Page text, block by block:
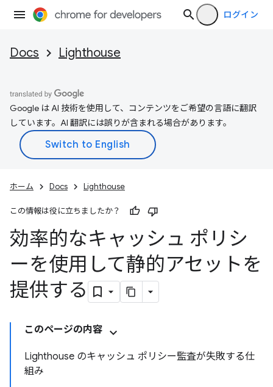
ログイン
Docs Lighthouse
Google は AI 技術を使用して、コンテンツをご希望の言語に翻訳
しています。AI 翻訳には誤りが含まれる場合があります。
ホーム Docs Lighthouse
この情報は役に立ちましたか？
効率的なキャッシュ ポリシ
ーを使用して静的アセットを
提供する
このページの内容
Lighthouse のキャッシュ ポリシー監査が失敗する仕
組み